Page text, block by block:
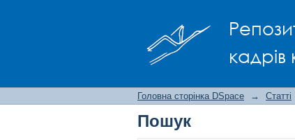
кадрів
Головна сторінка DSpace → Статті
Пошук